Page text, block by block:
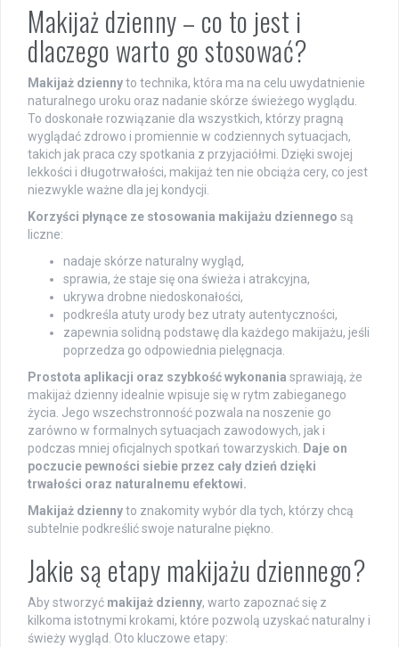
Makijaż dzienny – co to jest i
dlaczego warto go stosować?
Makijaż dziennyto technika, która ma na celu uwydatnienie
naturalnego uroku oraz nadanie skórze świeżego wyglądu.
To doskonałe rozwiązanie dla wszystkich, którzy pragną
wyglądać zdrowo i promiennie w codziennych sytuacjach,
takich jak praca czy spotkania z przyjaciółmi. Dzięki swojej
lekkości i długotrwałości, makijaż ten nie obciąża cery, co jest
niezwykle ważne dla jej kondycji.
Korzyści płynące ze stosowania makijażu dziennego są
liczne:
nadaje skórze naturalny wygląd,
sprawia, że staje się ona świeża i atrakcyjna,
ukrywa drobne niedoskonałości,
podkreśla atuty urody bez utraty autentyczności,
zapewnia solidną podstawę dla każdego makijażu, jeśli
poprzedza go odpowiednia pielęgnacja.
Prostota aplikacji oraz szybkość wykonania sprawiają, że
makijaż dzienny idealnie wpisuje się w rytm zabieganego
życia. Jego wszechstronność pozwala na noszenie go
zarówno w formalnych sytuacjach zawodowych, jak i
podczas mniej oficjalnych spotkań towarzyskich. Daje on
poczucie pewności siebie przez cały dzień dzięki
trwałości oraz naturalnemu efektowi.
Makijaż dziennyto znakomity wybór dla tych, którzy chcą
subtelnie podkreślić swoje naturalne piękno.
Jakie są etapy makijażu dziennego?
Aby stworzyć makijaż dzienny, warto zapoznać się z
kilkoma istotnymi krokami, które pozwolą uzyskać naturalny i
świeży wygląd. Oto kluczowe etapy: